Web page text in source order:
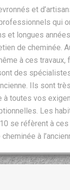
et
qui
et longues
de cheminée.
à ces travaux,
des
Ils sont
à toutes vos
Les
se réfèrent à
à